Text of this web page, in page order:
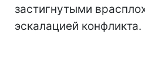
застигнутыми
эскалацией конфликта.